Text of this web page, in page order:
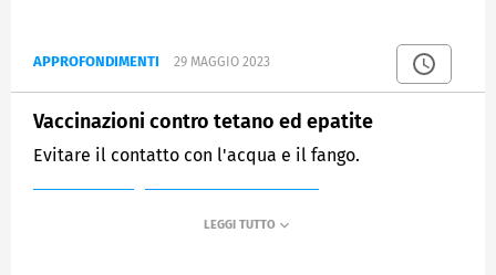
APPROFONDIMENTI 29 MAGGIO 2023
Vaccinazioni contro tetano ed epatite
Evitare il contatto con l'acqua e il fango.